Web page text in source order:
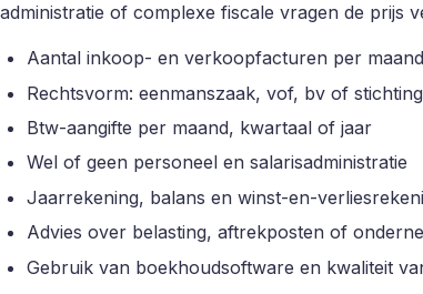
administratie of complexe fiscale vragen de prijs
Aantal inkoop- en verkoopfacturen per maand
Rechtsvorm: eenmanszaak, vof, bv of stichting
Btw-aangifte per maand, kwartaal of jaar
Wel of geen personeel en salarisadministratie
Jaarrekening, balans en winst-en-
Advies over belasting, aftrekposten of
Gebruik van boekhoudsoftware en kwaliteit